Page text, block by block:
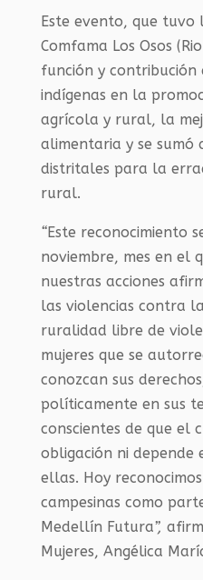
Este evento, que tuvo
Comfama Los Osos
función y contribución
indígenas en la
agrícola y rural, la
alimentaria y se sumó
distritales para la
rural.
“Este reconocimiento
noviembre, mes en el
nuestras acciones
las violencias contra
ruralidad libre de
mujeres que se
conozcan sus
políticamente en sus
conscientes de que el
obligación ni depende
ellas. Hoy
campesinas como
Medellín Futura”,
Mujeres, Angélica